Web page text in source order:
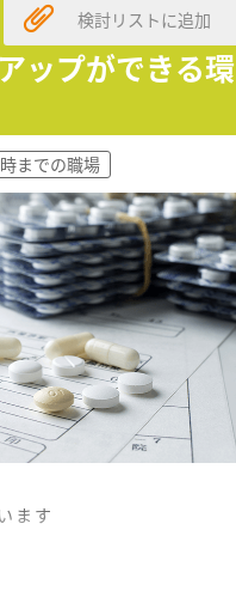
ップができる環
検討リストに追加
までの職場
ます